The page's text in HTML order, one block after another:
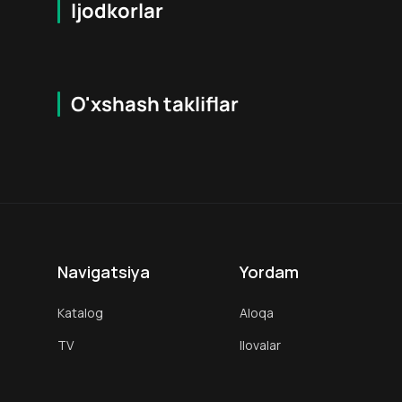
Ijodkorlar
O'xshash takliflar
Navigatsiya
Katalog
TV
Yordam
Aloqa
Ilovalar